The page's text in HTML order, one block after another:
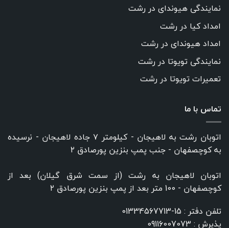
نمایندگی هیوندای در رشت
امداد کیا در رشت
امداد هیوندای در رشت
نمایندگی تویوتا در رشت
تعمیرات تویوتا در رشت
تماس با ما
اتوبان رشت به لاهیجان - کیلومتر ۷ جاده لاهیجان - نرسیده
به کوچصفهان - جنب پمپ بنزین پورصادق ۲
اتوبان لاهیجان به رشت (از سمت شرق گیلان) بعد از
کوچصفهان - 100 متر بعد از پمپ بنزین پورصادق ۲
تلفن دفتر : 15-01334567713
پذیرش : 09116007073